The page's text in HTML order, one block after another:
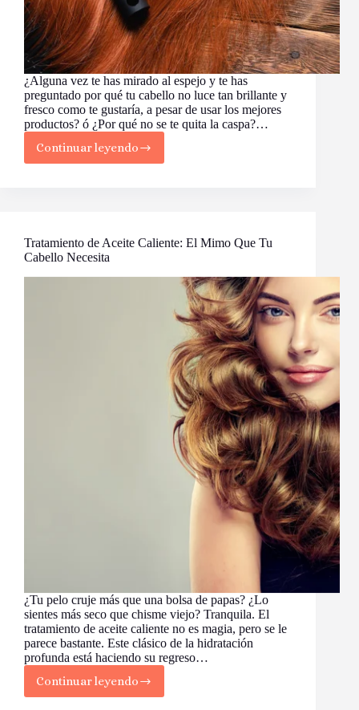
¿Alguna vez te has mirado al espejo y te has
preguntado por qué tu cabello no luce tan brillante y
fresco como te gustaría, a pesar de usar los mejores
productos? ó ¿Por qué no se te quita la caspa?…
Continuar leyendo
Guía
Completa
y
Peines
Tratamiento de Aceite Caliente: El Mimo Que Tu
Cabello Necesita
¿Tu pelo cruje más que una bolsa de papas? ¿Lo
sientes más seco que chisme viejo? Tranquila. El
tratamiento de aceite caliente no es magia, pero se le
parece bastante. Este clásico de la hidratación
profunda está haciendo su regreso…
Continuar leyendo
Tratamiento
de